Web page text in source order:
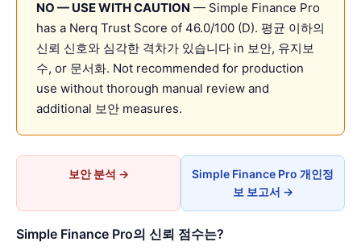
NO — USE WITH CAUTION — Simple Finance Pro
has a Nerq Trust Score of 46.0/100 (D). 평균 이하의
신뢰 신호와 심각한 격차가 있습니다 in 보안, 유지보
수, or 문서화. Not recommended for production
use without thorough manual review and
additional 보안 measures.
보안 분석 →
Simple Finance Pro 개인정
보 보고서 →
Simple Finance Pro의 신뢰 점수는?